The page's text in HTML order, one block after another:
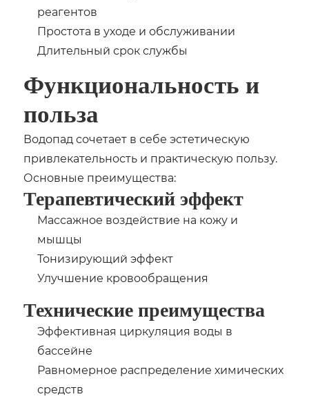
реагентов
Простота в уходе и обслуживании
Длительный срок службы
Функциональность и
польза
Водопад сочетает в себе эстетическую
привлекательность и практическую пользу.
Основные преимущества:
Терапевтический эффект
Массажное воздействие на кожу и
мышцы
Тонизирующий эффект
Улучшение кровообращения
Технические преимущества
Эффективная циркуляция воды в
бассейне
Равномерное распределение химических
средств